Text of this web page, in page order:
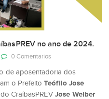
no ano de 2024.
0 Comentarios
de aposentadoria dos
o PrefeitoTeófilo Jose
CraíbasPREVJose Welber